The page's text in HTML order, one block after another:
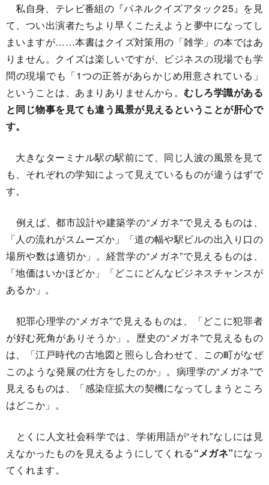
私自身、テレビ番組の『パネルクイズアタック25』を見
て、つい出演者たちより早くこたえようと夢中になってし
まいますが……本書はクイズ対策用の「雑学」の本ではあ
りません。クイズは楽しいですが、ビジネスの現場でも学
問の現場でも「1つの正答があらかじめ用意されている」
ということは、あまりありませんから。むしろ学識がある
と同じ物事を見ても違う風景が見えるということが肝心で
す。
大きなターミナル駅の駅前にて、同じ人波の風景を見て
も、それぞれの学知によって見えているものが違うはずで
す。
例えば、都市設計や建築学の“メガネ”で見えるものは、
「人の流れがスムーズか」「道の幅や駅ビルの出入り口の
場所や数は適切か」。経営学の“メガネ”で見えるものは、
「地価はいかほどか」「どこにどんなビジネスチャンスが
あるか」。
犯罪心理学の“メガネ”で見えるものは、「どこに犯罪者
が好む死角がありそうか」。歴史の“メガネ”で見えるもの
は、「江戸時代の古地図と照らし合わせて、この町がなぜ
このような発展の仕方をしたのか」。病理学の“メガネ”で
見えるものは、「感染症拡大の契機になってしまうところ
はどこか」。
とくに人文社会科学では、学術用語が“それ”なしには見
えなかったものを見えるようにしてくれる“メガネ”になっ
てくれます。